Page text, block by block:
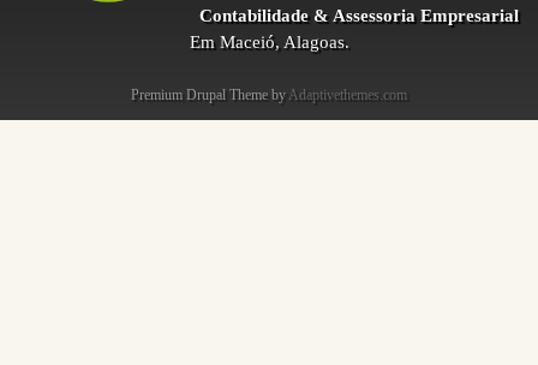
Contabilidade & Assessoria Empresarial
Em Maceió, Alagoas.
Premium Drupal Theme by Adaptivethemes.com